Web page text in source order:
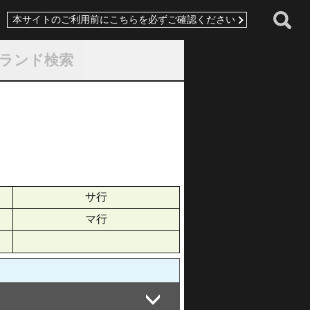
本サイトのご利用前にこちらを必ずご確認ください
ンド検索
サ行
マ行